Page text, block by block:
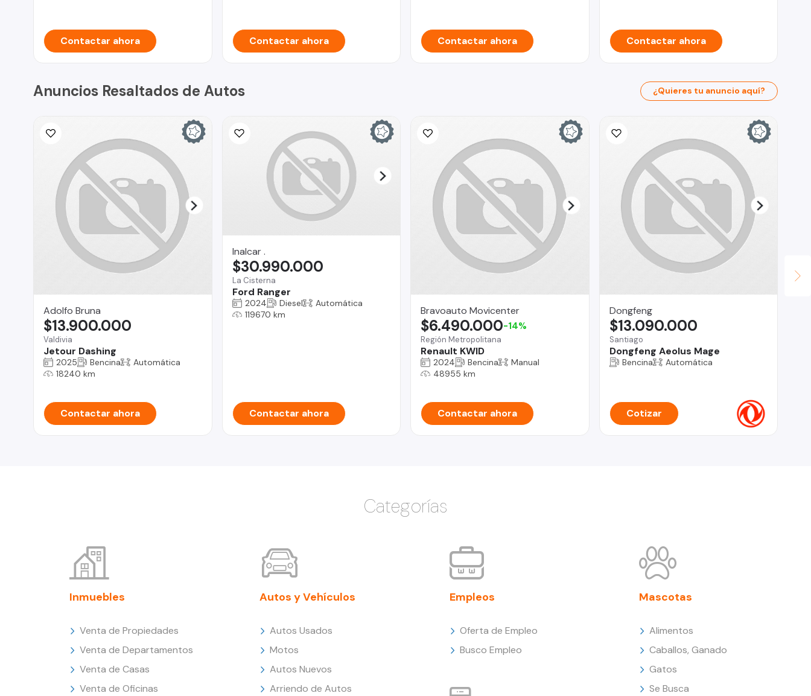
Contactar ahora Contactar ahora Contactar ahora Contactar ahora
Anuncios Resaltados de Autos ¿Quieres tu anuncio aquí?
Adolfo Bruna
Valdivia
Jetour Dashing
$13.900.000
2025 Bencina
Automática
18240 km
Contactar ahora
Inalcar .
La Cisterna
Ford Ranger
$30.990.000
2024 Diesel
Automática
119670 km
Contactar ahora
Bravoauto Movicenter
Región Metropolitana
Renault KWID
$6.490.000-14%
2024 Bencina
Manual
48955 km
Contactar ahora
Dongfeng
Santiago
Dongfeng Aeolus Mage
$13.090.000
Bencina Automática
Cotizar
Categorías
Inmuebles
Venta de Propiedades
Venta de Departamentos
Venta de Casas
Venta de Oficinas
Autos y Vehículos
Autos Usados
Motos
Autos Nuevos
Arriendo de Autos
Empleos
Oferta de Empleo
Busco Empleo
Mascotas
Alimentos
Caballos, Ganado
Gatos
Se Busca